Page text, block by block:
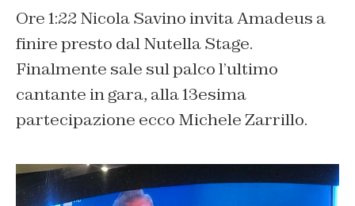
Ore 1:22 Nicola Savino invita Amadeus a
finire presto dal Nutella Stage.
Finalmente sale sul palco l’ultimo
cantante in gara, alla 13esima
partecipazione ecco Michele Zarrillo.